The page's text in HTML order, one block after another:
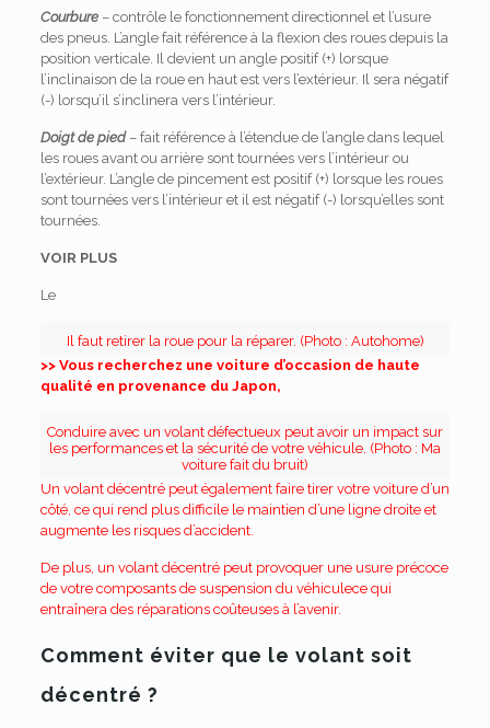
Courbure– contrôle le fonctionnement directionnel et l’usure
des pneus. L’angle fait référence à la flexion des roues depuis la
position verticale. Il devient un angle positif (+) lorsque
l’inclinaison de la roue en haut est vers l’extérieur. Il sera négatif
(-) lorsqu’il s’inclinera vers l’intérieur.
Doigt de pied– fait référence à l’étendue de l’angle dans lequel
les roues avant ou arrière sont tournées vers l’intérieur ou
l’extérieur. L’angle de pincement est positif (+) lorsque les roues
sont tournées vers l’intérieur et il est négatif (-) lorsqu’elles sont
tournées.
VOIR PLUS
Le
Il faut retirer la roue pour la réparer. (Photo : Autohome)
>> Vous recherchez une voiture d’occasion de haute
qualité en provenance du Japon,
Conduire avec un volant défectueux peut avoir un impact sur
les performances et la sécurité de votre véhicule. (Photo : Ma
voiture fait du bruit)
Un volant décentré peut également faire tirer votre voiture d’un
côté, ce qui rend plus difficile le maintien d’une ligne droite et
augmente les risques d’accident.
De plus, un volant décentré peut provoquer une usure précoce
de votre composants de suspension du véhiculece qui
entraînera des réparations coûteuses à l’avenir.
Comment éviter que le volant soit
décentré ?